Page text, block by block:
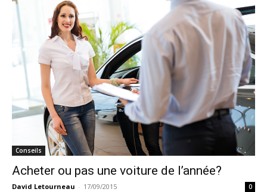
Conseils
Acheter ou pas une voiture de l’année?
David Letourneau - 17/09/2015 0